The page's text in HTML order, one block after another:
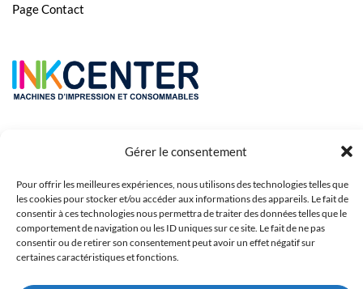
Gérer le consentement
Pour offrir les meilleures expériences, nous utilisons des technologies telles que
les cookies pour stocker et/ou accéder aux informations des appareils. Le fait de
consentir à ces technologies nous permettra de traiter des données telles que le
comportement de navigation ou les ID uniques sur ce site. Le fait de ne pas
consentir ou de retirer son consentement peut avoir un effet négatif sur
certaines caractéristiques et fonctions.
Page Contact
Copyright 2023 © Inkcenter - Webdesign byMedia84